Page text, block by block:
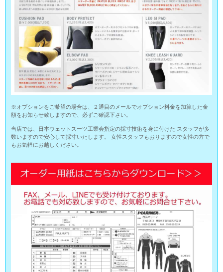
※オプションをご希望の場合は、２通目のメールでオプション料金を加算した金
額をお知らせ致しますので、必ずご確認下さい。
当店では、日本ウェットスーツ工業会指定の採寸技術を身に付けた スタッフが多
数いますので安心して採寸いたします。 女性スタッフもおりますので女性の方で
もお気軽にお越しください。